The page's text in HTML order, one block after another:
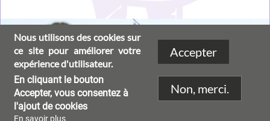
Image
Nous utilisons des cookies sur
ce site pour améliorer votre
expérience d'utilisateur.
En cliquant le bouton
Accepter, vous consentez à
l'ajout de cookies
En savoir plus
Accepter
Non, merci.